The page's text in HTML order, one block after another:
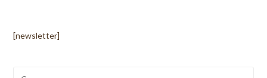
[newsletter]